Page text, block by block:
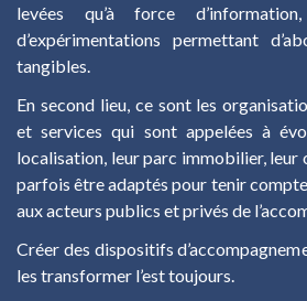
levées qu’à force
d’expérimentations permettant
tangibles.
En second lieu, ce sont les
et services qui sont appelées à
localisation, leur parc immobilier, leur
parfois être adaptés pour tenir
aux acteurs publics et privés de
Créer des dispositifs
les transformer l’est toujours.